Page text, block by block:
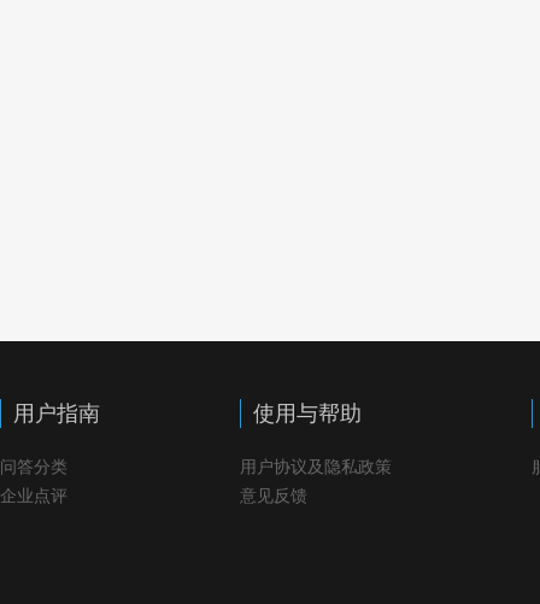
用户指南
问答分类
企业点评
使用与帮助
用户协议及隐私政策
意见反馈